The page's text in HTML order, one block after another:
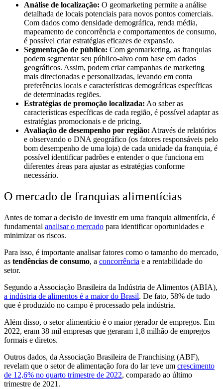
Análise de localização: O geomarketing permite a análise
detalhada de locais potenciais para novos pontos comerciais.
Com dados como densidade demográfica, renda média,
mapeamento de concorrência e comportamentos de consumo,
é possível criar estratégias eficazes de expansão.
Segmentação de público: Com geomarketing, as franquias
podem segmentar seu público-alvo com base em dados
geográficos. Assim, podem criar campanhas de marketing
mais direcionadas e personalizadas, levando em conta
preferências locais e características demográficas específicas
de determinadas regiões.
Estratégias de promoção localizada: Ao saber as
características específicas de cada região, é possível adaptar as
estratégias promocionais e de pricing.
Avaliação de desempenho por região: Através de relatórios
e observando o DNA geográfico (os fatores responsáveis pelo
bom desempenho de uma loja) de cada unidade da franquia, é
possível identificar padrões e entender o que funciona em
diferentes áreas para ajustar as estratégias conforme
necessário.
O mercado de franquias alimentícias
Antes de tomar a decisão de investir em uma franquia alimentícia, é
fundamental analisar o mercado para identificar oportunidades e
minimizar os riscos.
Para isso, é importante analisar fatores como o tamanho do mercado,
as tendências de consumo, a concorrência e a rentabilidade do
setor.
Segundo a Associação Brasileira da Indústria de Alimentos (ABIA),
a indústria de alimentos é a maior do Brasil. De fato, 58% de tudo
que é produzido no campo é processado pela indústria.
Além disso, o setor alimentício é o maior gerador de empregos. Em
2022, eram 38 mil empresas que geraram 1,8 milhão de empregos
formais e diretos.
Outros dados, da Associação Brasileira de Franchising (ABF),
revelam que o setor de alimentação fora do lar teve um crescimento
de 12,6% no quarto trimestre de 2022, comparado ao último
trimestre de 2021.